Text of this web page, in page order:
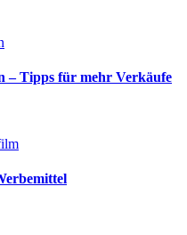
– Tipps für mehr Verkäufe